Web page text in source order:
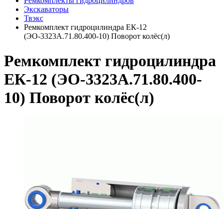
Экскаваторы
Твэкс
Ремкомплект гидроцилиндра ЕК-12
(ЭО-3323А.71.80.400-10) Поворот колёс(л)
Ремкомплект гидроцилиндра
ЕК-12 (ЭО-3323А.71.80.400-
10) Поворот колёс(л)